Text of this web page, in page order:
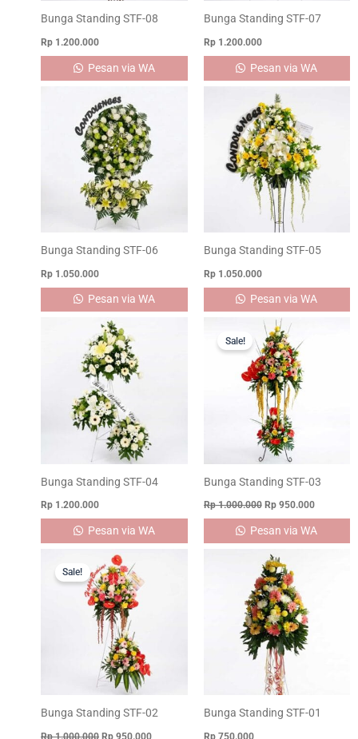
Bunga Standing STF-08
Rp 1.200.000
Pesan via WA
Bunga Standing STF-07
Rp1.200.000
Pesan via WA
Bunga Standing STF-06
Rp 1.050.000
Pesan via WA
Bunga Standing STF-05
Rp1.050.000
Pesan via WA
Bunga Standing STF-04
Rp 1.200.000
Pesan via WA
Sale!
Bunga Standing STF-03
Rp1.000.000
Original
price
was:
Rp 1.000.000.
Rp950.000
Pesan via WA
Sale!
Bunga Standing STF-02
Rp1.000.000
Original
price
was:
Rp 1.000.000.
Rp 950.000
Bunga Standing STF-01
Rp750.000